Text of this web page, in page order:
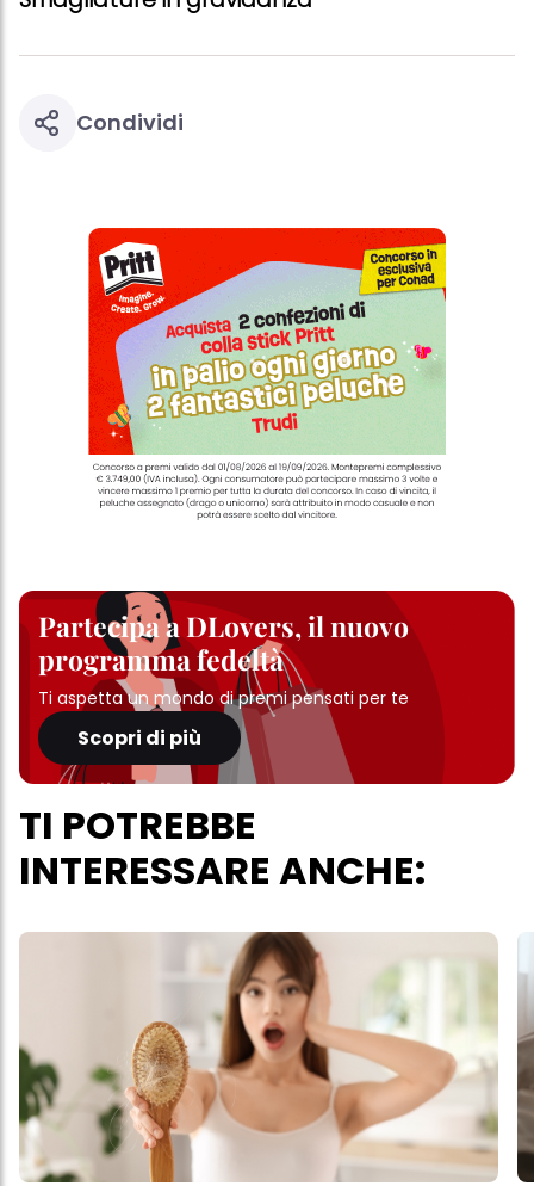
Condividi
Partecipa a DLovers, il nuovo
programma fedeltà
Ti aspetta un mondo di premi pensati per te
Scopri di più
TI POTREBBE
INTERESSARE ANCHE: